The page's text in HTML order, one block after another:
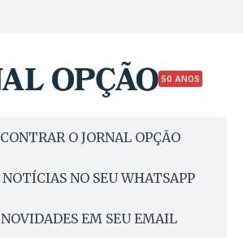
50 ANOS
O JORNAL OPÇÃO
NOTÍCIAS NO SEU WHATSAPP
EM SEU EMAIL